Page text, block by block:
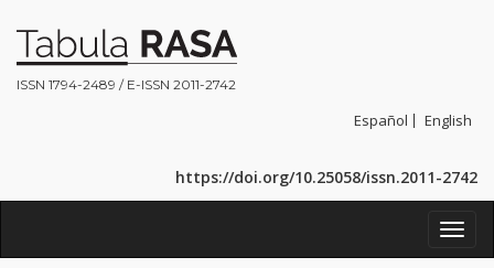
ISSN 1794-2489 / E-ISSN 2011-2742
Español English
https://doi.org/10.25058/issn.2011-2742